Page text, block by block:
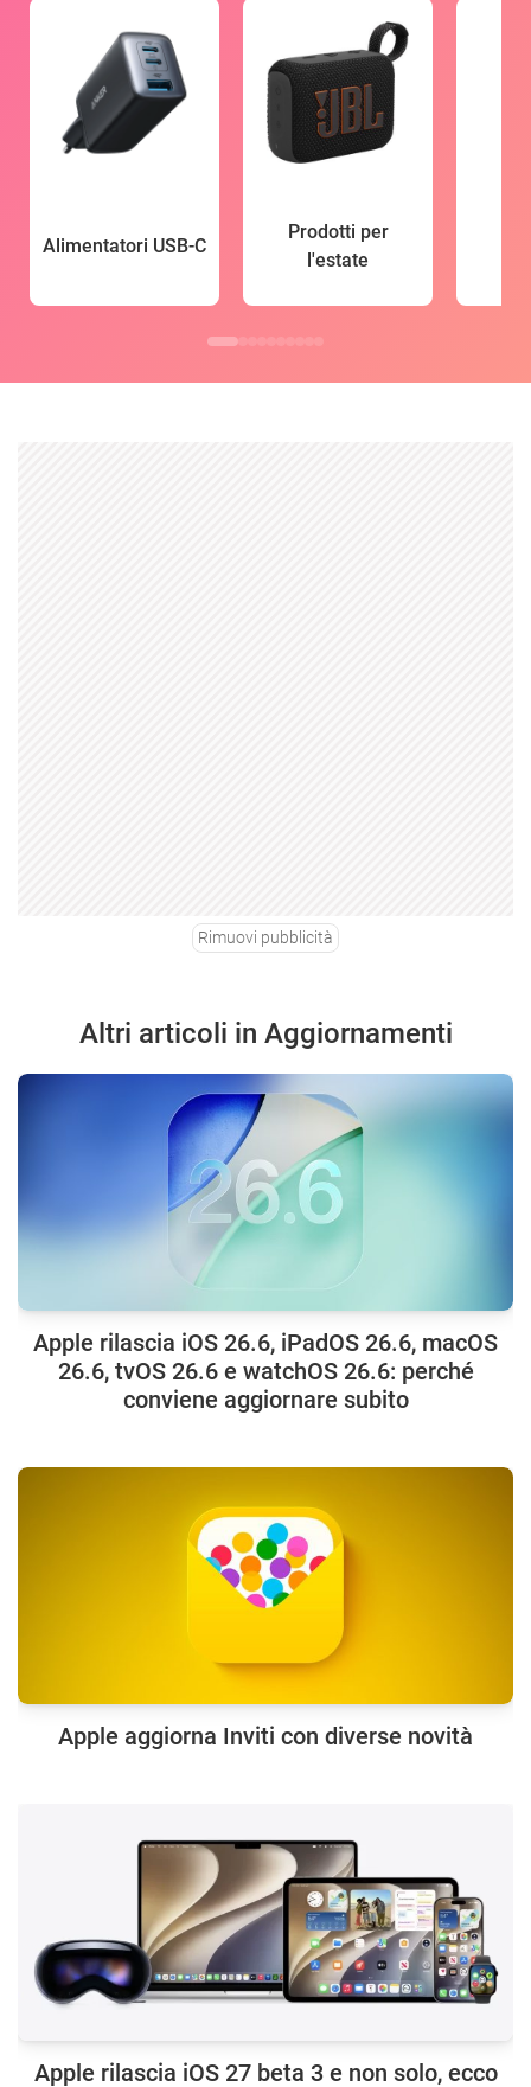
Alimentatori USB-C
Prodotti per
l'estate
Rimuovi pubblicità
Altri articoli in Aggiornamenti
Apple rilascia iOS 26.6, iPadOS 26.6, macOS
26.6, tvOS 26.6 e watchOS 26.6: perché
conviene aggiornare subito
Apple aggiorna Inviti con diverse novità
Apple rilascia iOS 27 beta 3 e non solo, ecco